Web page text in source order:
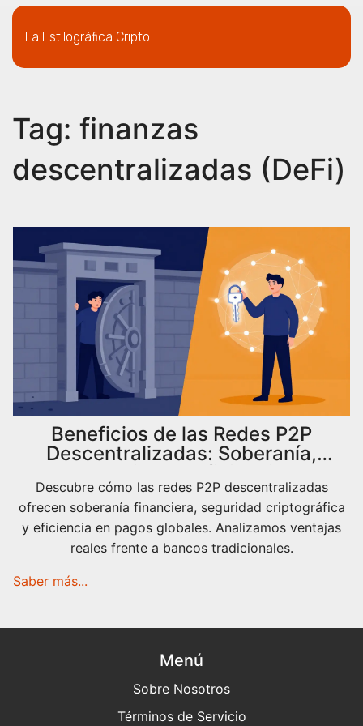
La Estilográfica Cripto
Tag: finanzas
descentralizadas (DeFi)
Beneficios de las Redes P2P
Descentralizadas: Soberanía,
Seguridad y Eficiencia
Descubre cómo las redes P2P descentralizadas
ofrecen soberanía financiera, seguridad criptográfica
y eficiencia en pagos globales. Analizamos ventajas
reales frente a bancos tradicionales.
Saber más...
Menú
Sobre Nosotros
Términos de Servicio